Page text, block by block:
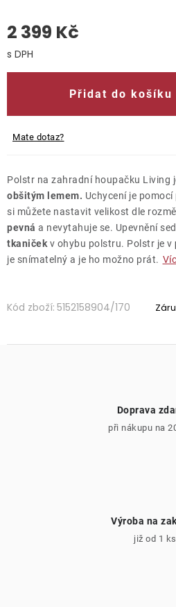
2 399 Kč
Přidat do košíku
Mate dotaz?
Polstr na zahradní houpačku Living
obšitým lemem. Uchycení je
si můžete nastavit velikost dle
pevná a nevytahuje se. Upevnění
tkaniček v ohybu polstru. Polstr je v
je snímatelný a je ho možno prát.
Kód zboží: 5152158904/170
Doprava
při nákupu na
Výroba na
již od 1 ks